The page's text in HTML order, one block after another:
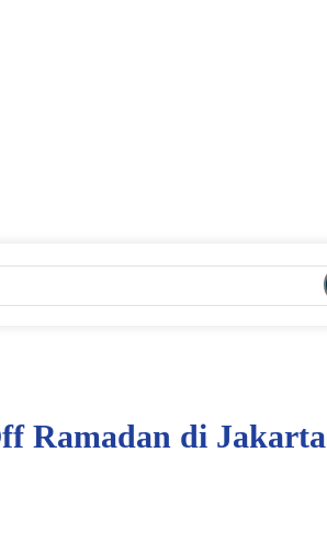
Ramadan di Jakarta